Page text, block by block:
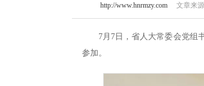
http://www.hnrmzy.com 文章来
7月7日，省人大常委会党组
参加。